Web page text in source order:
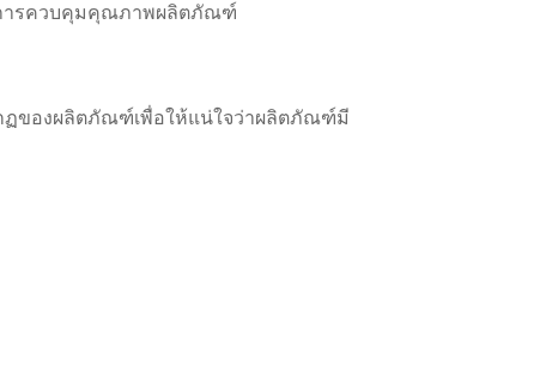
การควบคุมคุณภาพผลิตภัณฑ์
ฏของผลิตภัณฑ์เพื่อให้แน่ใจว่าผลิตภัณฑ์มี